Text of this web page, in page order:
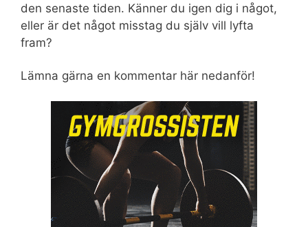
den senaste tiden. Känner du igen dig i något,
eller är det något misstag du själv vill lyfta
fram?
Lämna gärna en kommentar här nedanför!